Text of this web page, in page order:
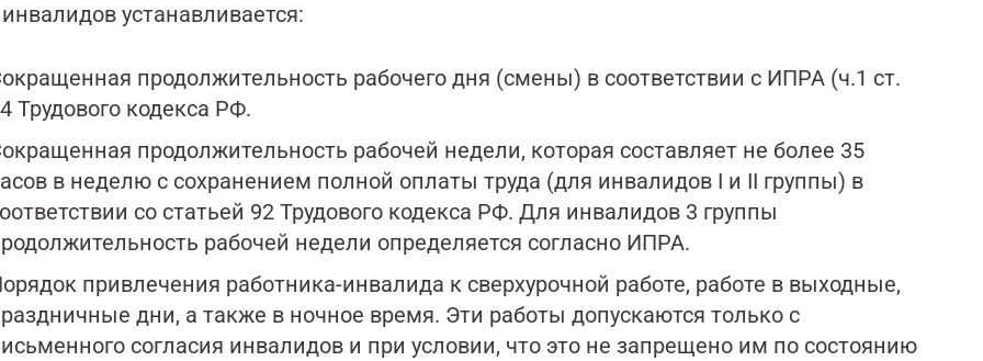
устанавливается:
продолжительность рабочего дня (смены) в соответствии с ИПРА (ч.1 ст.
Трудового кодекса РФ.
продолжительность рабочей недели, которая составляет не более 35
в неделю с сохранением полной оплаты труда (для инвалидов I и II группы) в
со статьей 92 Трудового кодекса РФ. Для инвалидов 3 группы
рабочей недели определяется согласно ИПРА.
привлечения работника-инвалида к сверхурочной работе, работе в выходные,
дни, а также в ночное время. Эти работы допускаются только с
согласия инвалидов и при условии, что это не запрещено им по состоянию